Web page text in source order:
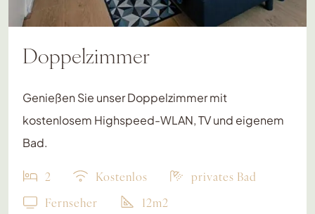
Doppelzimmer
Genießen Sie unser Doppelzimmer mit
kostenlosem Highspeed-WLAN, TV und eigenem
Bad.
2 Kostenlos
privates Bad
Fernseher
12m2